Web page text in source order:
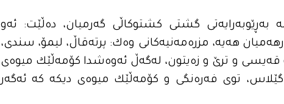
گشتى كشتوكاڵی گه‌رمیان، دەڵێت: ئه‌و
هه‌یه‌، مزره‌مه‌نیه‌كانى وه‌ك: پرته‌قاڵ، لیمۆ، سندى،
و قه‌یسى و ترێ و زه‌یتون، له‌گه‌ڵ ئه‌وه‌شدا كۆمه‌ڵێك میوه‌ى
توى فه‌ره‌نگى و كۆمه‌ڵێك میوه‌ى دیكه‌ کە ئه‌گه‌ر